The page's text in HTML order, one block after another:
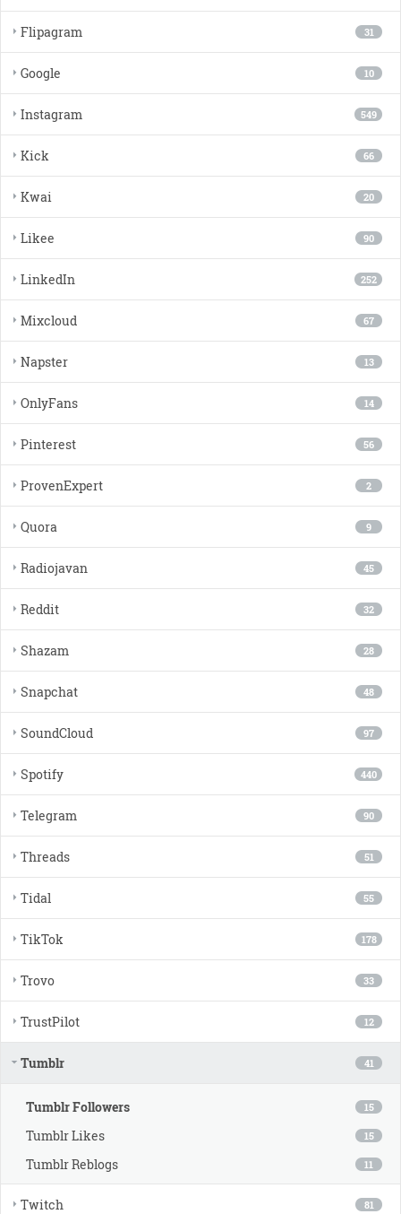
31
Flipagram
10
Google
549
Instagram
66
Kick
20
Kwai
90
Likee
252
LinkedIn
67
Mixcloud
13
Napster
14
OnlyFans
56
Pinterest
2
ProvenExpert
9
Quora
45
Radiojavan
32
Reddit
28
Shazam
48
Snapchat
97
SoundCloud
440
Spotify
90
Telegram
51
Threads
55
Tidal
178
TikTok
33
Trovo
12
TrustPilot
41
Tumblr
15
Tumblr Followers
15
Tumblr Likes
11
Tumblr Reblogs
81
Twitch